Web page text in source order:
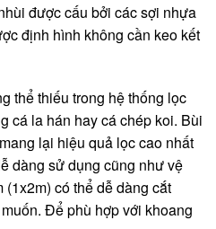
được cấu bởi các sợi nhựa
định hình không cần keo kết
thể thiếu trong hệ thống lọc
cá la hán hay cá chép koi. Bùi
lại hiệu quả lọc cao nhất
dàng sử dụng cũng như vệ
có thể dễ dàng cắt
Để phù hợp với khoang